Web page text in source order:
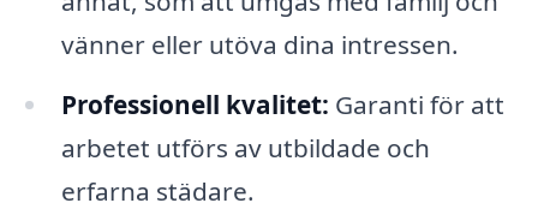
vänner eller utöva dina intressen.
Professionell kvalitet: Garanti för att
arbetet utförs av utbildade och
erfarna städare.